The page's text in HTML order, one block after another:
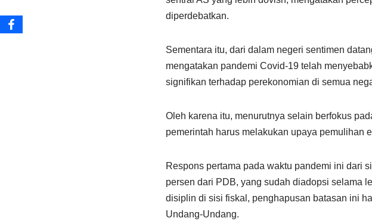
diperdebatkan.
Sementara itu, dari dalam negeri sentimen
mengatakan pandemi Covid-19 telah
signifikan terhadap perekonomian di semua
Oleh karena itu, menurutnya selain berfokus
pemerintah harus melakukan upaya pemulihan
Respons pertama pada waktu pandemi ini dari
persen dari PDB, yang sudah diadopsi selama
disiplin di sisi fiskal, penghapusan batasan ini
Undang-Undang.